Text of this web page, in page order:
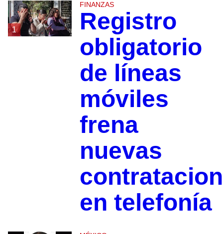
1
FINANZAS
Registro
obligatorio
de líneas
móviles
frena
nuevas
en telefonía